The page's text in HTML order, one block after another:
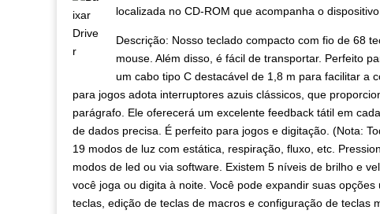
localizada no CD-ROM que acompanha o dispositivo.
Descrição: Nosso teclado compacto com fio de 68
mouse. Além disso, é fácil de transportar. Perfeito
um cabo tipo C destacável de 1,8 m para facilitar a
para jogos adota interruptores azuis clássicos, que
parágrafo. Ele oferecerá um excelente feedback tátil em
de dados precisa. É perfeito para jogos e digitação. (Nota:
19 modos de luz com estática, respiração, fluxo, etc.
modos de led ou via software. Existem 5 níveis de brilho e
você joga ou digita à noite. Você pode expandir suas
teclas, edição de teclas de macros e configuração de teclas